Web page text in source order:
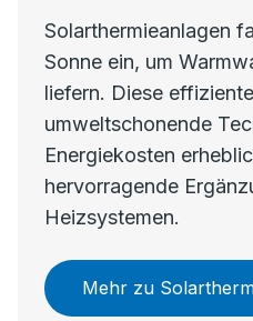
Solarthermieanlagen
Sonne ein, um
liefern. Diese
umweltschonende
Energiekosten
hervorragende
Heizsystemen.
Mehr zu